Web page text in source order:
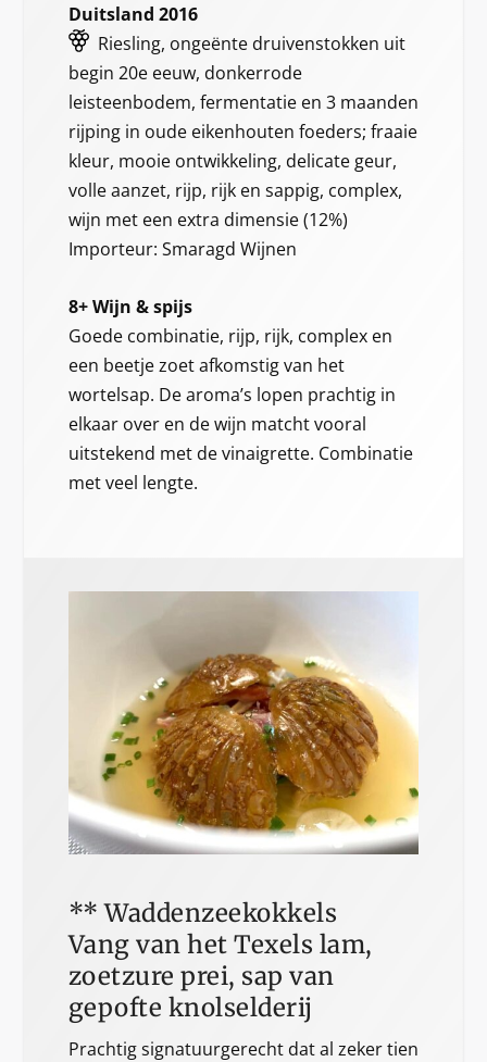
Duitsland 2016
Riesling, ongeënte druivenstokken uit
begin 20e eeuw, donkerrode
leisteenbodem, fermentatie en 3 maanden
rijping in oude eikenhouten foeders; fraaie
kleur, mooie ontwikkeling, delicate geur,
volle aanzet, rijp, rijk en sappig, complex,
wijn met een extra dimensie (12%)
Importeur: Smaragd Wijnen
8+ Wijn & spijs
Goede combinatie, rijp, rijk, complex en
een beetje zoet afkomstig van het
wortelsap. De aroma’s lopen prachtig in
elkaar over en de wijn matcht vooral
uitstekend met de vinaigrette. Combinatie
met veel lengte.
** Waddenzeekokkels
Vang van het Texels lam,
zoetzure prei, sap van
gepofte knolselderij
Prachtig signatuurgerecht dat al zeker tien